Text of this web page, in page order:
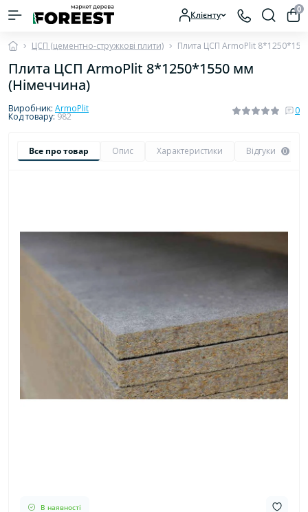
Клієнту 0
ЦСП (цементно-стружкові плити) Плита ЦСП ArmoPlit
Плита ЦСП ArmoPlit 8*1250*1550 мм
(Німеччина)
Виробник: ArmoPlit
Код товару:982
0
Все про товар Опис Характеристики Відгуки 0
В наявності